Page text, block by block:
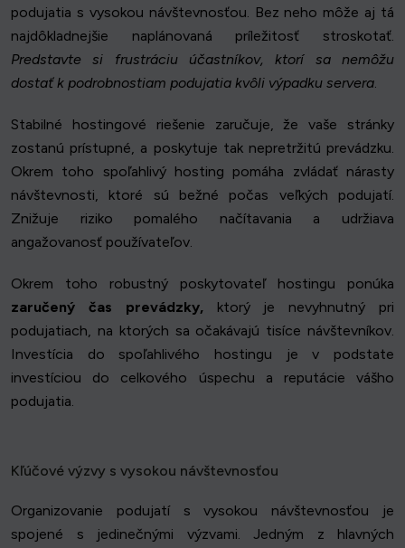
podujatia s vysokou návštevnosťou. Bez neho môže aj tá
najdôkladnejšie naplánovaná príležitosť stroskotať.
Predstavte si frustráciu účastníkov, ktorí sa nemôžu
dostať k podrobnostiam podujatia kvôli výpadku servera.
Stabilné hostingové riešenie zaručuje, že vaše stránky
zostanú prístupné, a poskytuje tak nepretržitú prevádzku.
Okrem toho spoľahlivý hosting pomáha zvládať nárasty
návštevnosti, ktoré sú bežné počas veľkých podujatí.
Znižuje riziko pomalého načítavania a udržiava
angažovanosť používateľov.
Okrem toho robustný poskytovateľ hostingu ponúka
zaručený čas prevádzky,ktorý je nevyhnutný pri
podujatiach, na ktorých sa očakávajú tisíce návštevníkov.
Investícia do spoľahlivého hostingu je v podstate
investíciou do celkového úspechu a reputácie vášho
podujatia.
Kľúčové výzvy s vysokou návštevnosťou
Organizovanie podujatí s vysokou návštevnosťou je
spojené s jedinečnými výzvami. Jedným z hlavných